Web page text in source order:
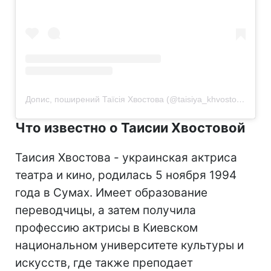
Допис, поширений Таїсія Хвостова (@taisiya_khvostova)
Что известно о Таисии Хвостовой
Таисия Хвостова - украинская актриса
театра и кино, родилась 5 ноября 1994
года в Сумах. Имеет образование
переводчицы, а затем получила
профессию актрисы в Киевском
национальном университете культуры и
искусств, где также преподает